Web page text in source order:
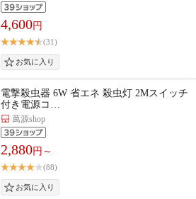
4,600円
(31)
電撃殺虫器 6W 省エネ 殺虫灯 2Mスイッチ
付き電源コ…
萬源shop
2,880円～
(88)